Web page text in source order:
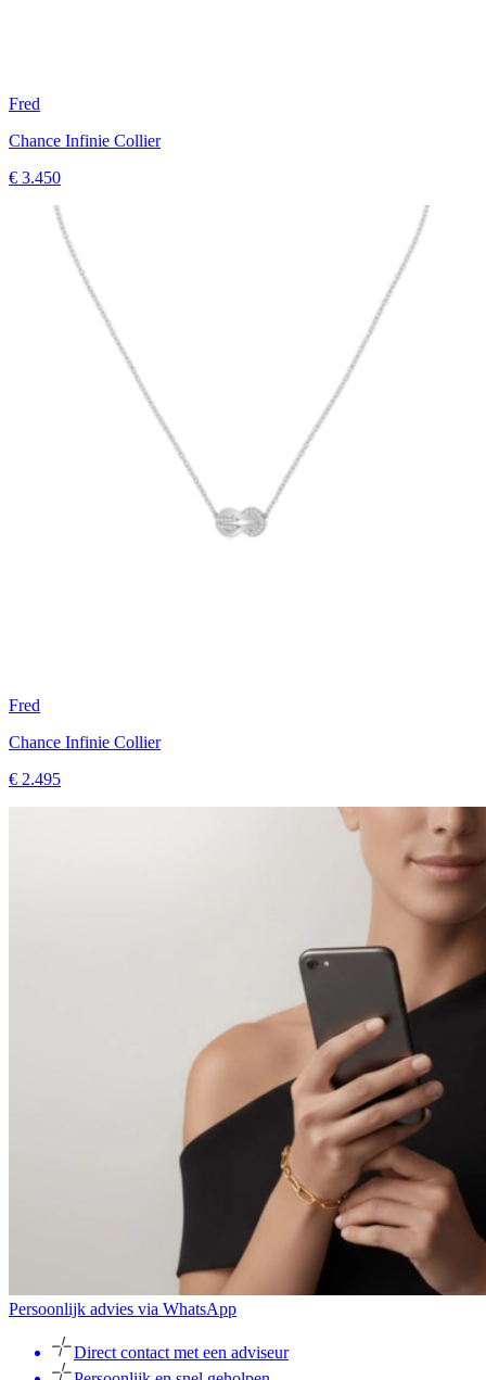
Fred
Chance Infinie Collier
€ 3.450
Fred
Chance Infinie Collier
€ 2.495
Persoonlijk advies via WhatsApp
Direct contact met een adviseur